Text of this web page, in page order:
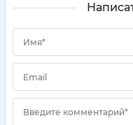
Имя*
Email
Введите комментарий*